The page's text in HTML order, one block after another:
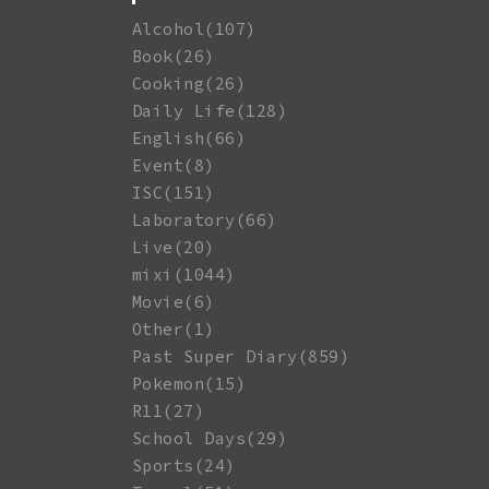
Alcohol(107)
Book(26)
Cooking(26)
Daily Life(128)
English(66)
Event(8)
ISC(151)
Laboratory(66)
Live(20)
mixi(1044)
Movie(6)
Other(1)
Past Super Diary(859)
Pokemon(15)
R11(27)
School Days(29)
Sports(24)